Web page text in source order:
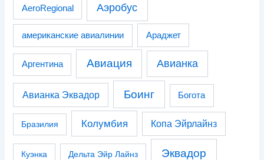
AeroRegional Аэробус
американские авиалинии Араджет
Аргентина Авиация Авианка
Авианка Эквадор Боинг Богота
Бразилия Колумбия Копа Эйрлайнз
Куэнка Дельта Эйр Лайнз Эквадор